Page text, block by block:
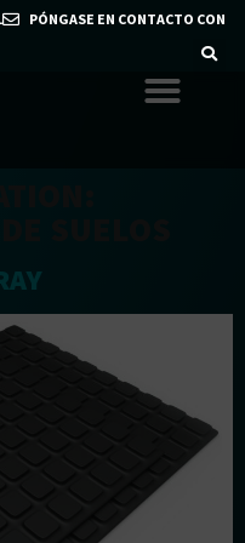
PÓNGASE EN CONTACTO CON